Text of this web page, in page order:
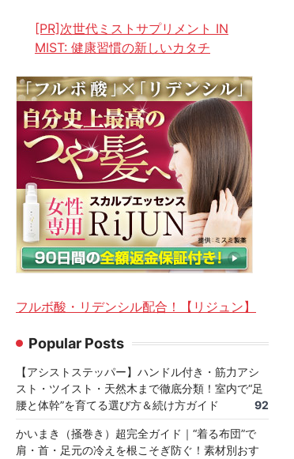
[PR]次世代ミストサプリメント IN
MIST: 健康習慣の新しいカタチ
フルボ酸・リデンシル配合！【リジュン】
Popular Posts
【アシストステッパー】ハンドル付き・筋力アシ
スト・ツイスト・天然木まで徹底分類！室内で“足
腰と体幹”を育てる選び方＆続け方ガイド
92
かいまき（掻巻き）超完全ガイド｜“着る布団”で
肩・首・足元の冷えを根こそぎ防ぐ！素材別おす